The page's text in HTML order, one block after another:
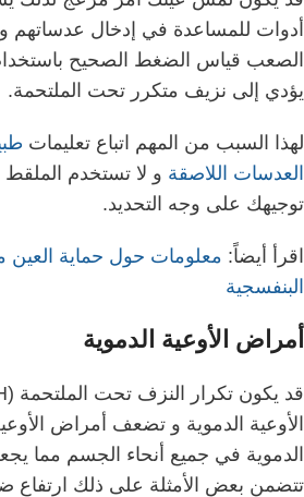
أدوات للمساعدة في إدخال عدساتهم
الصعب قياس الضغط الصحيح
يؤدي إلى نزيف متكرر تحت الملتحمة.
لهذا السبب من المهم اتباع تعليمات
العدسات اللاصقة و لا تستخدم الملقط
توجيهك على وجه التحديد.
اقرأ أيضاً: معلومات حول حماية العين
البنفسجية
أمراض الأوعية الدموية
الأوعية الدموية و تضعف أمراض الأوعية
الدموية في جميع أنحاء الجسم مما
تتضمن بعض الأمثلة على ذلك ارتفاع